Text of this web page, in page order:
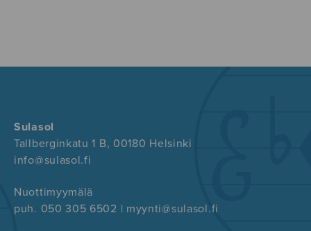
Sulasol
Tallberginkatu 1 B, 00180 Helsinki
info@sulasol.fi
Nuottimyymälä
puh. 050 305 6502 | myynti@sulasol.fi